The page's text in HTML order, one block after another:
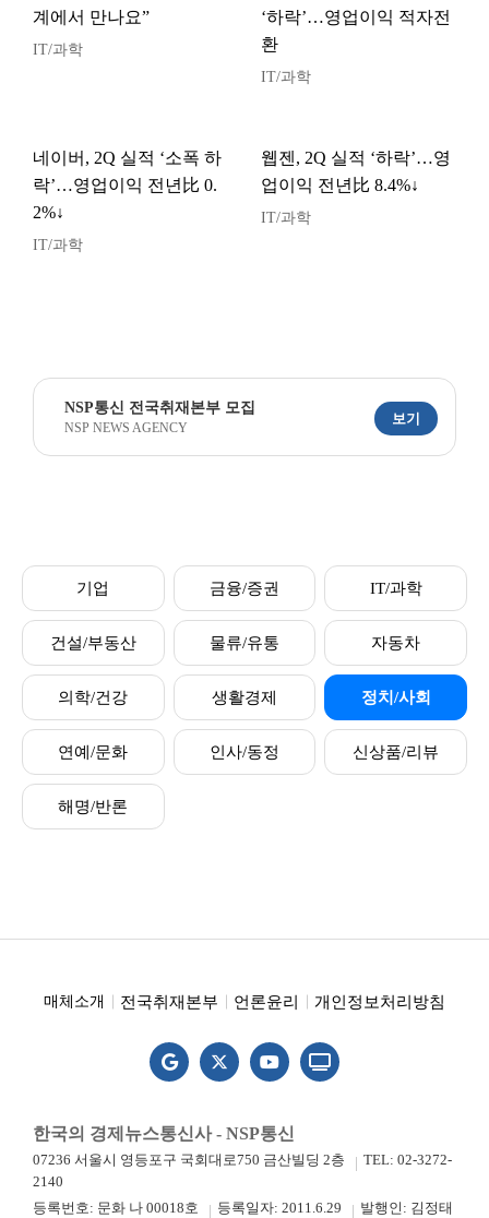
계에서 만나요”
IT/과학
‘하락’…영업이익 적자전
환
IT/과학
네이버, 2Q 실적 ‘소폭 하
락’…영업이익 전년比 0.
2%↓
IT/과학
웹젠, 2Q 실적 ‘하락’…영
업이익 전년比 8.4%↓
IT/과학
NSP통신 전국취재본부 모집
NSP NEWS AGENCY
보기
기업 금융/증권 IT/과학
건설/부동산 물류/유통 자동차
의학/건강 생활경제 정치/사회
연예/문화 인사/동정 신상품/리뷰
해명/반론
매체소개 전국취재본부 언론윤리 개인정보처리방침
한국의 경제뉴스통신사 - NSP통신
07236 서울시 영등포구 국회대로750 금산빌딩 2층
TEL: 02-3272-
2140
등록번호: 문화 나 00018호
등록일자: 2011.6.29 발행인: 김정태